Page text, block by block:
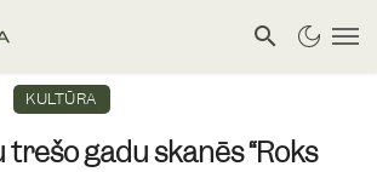
KULTŪRA
gadu skanēs “Roks